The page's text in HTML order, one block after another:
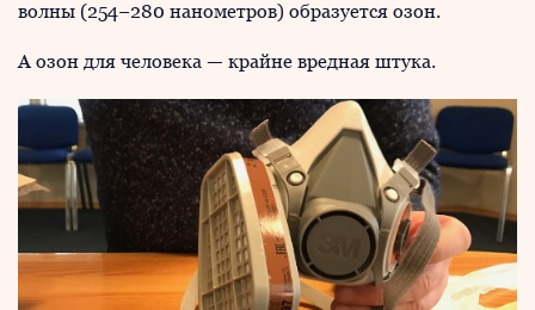
волны (254−280 нанометров) образуется озон.
А озон для человека — крайне вредная штука.